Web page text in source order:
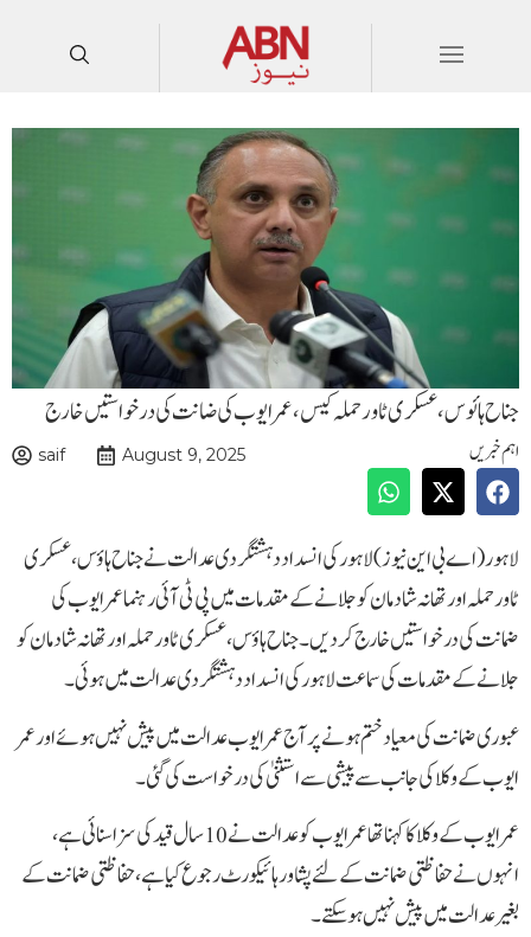
جناح ہائوس ،عسکری ٹاور حملہ کیس،عمرایوب کی ضانت کی درخواستیں خارج
اہم خبریں saif August 9, 2025
لاہور(اے بی این نیوز)لاہور کی انسداد دہشتگردی عدالت نے جناح ہاؤس، عسکری
ٹاور حملہ اور تھانہ شادمان کو جلانے کے مقدمات میں پی ٹی آئی رہنما عمر ایوب کی
ضمانت کی درخواستیں خارج کر دیں۔جناح ہاؤس، عسکری ٹاور حملہ اور تھانہ شادمان کو
جلانے کے مقدمات کی سماعت لاہور کی انسداد دہشتگردی عدالت میں ہوئی۔
عبوری ضمانت کی معیاد ختم ہونے پر آج عمر ایوب عدالت میں پیش نہیں ہوئے اور عمر
ایوب کے وکلا کی جانب سے پیشی سے استثنیٰ کی درخواست کی گئی۔
عمر ایوب کے وکلا کا کہنا تھا عمر ایوب کو عدالت نے 10 سال قید کی سزا سنائی ہے،
انہوں نے حفاظتی ضمانت کے لئے پشاور ہائیکورٹ رجوع کیا ہے، حفاظتی ضمانت کے
بغیر عدالت میں پیش نہیں ہو سکتے۔